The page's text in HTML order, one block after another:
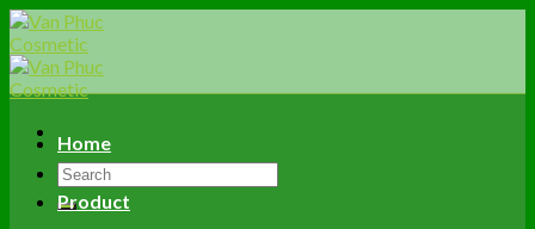
Skip
to
content
Tìm
kiếm:
Home
Product